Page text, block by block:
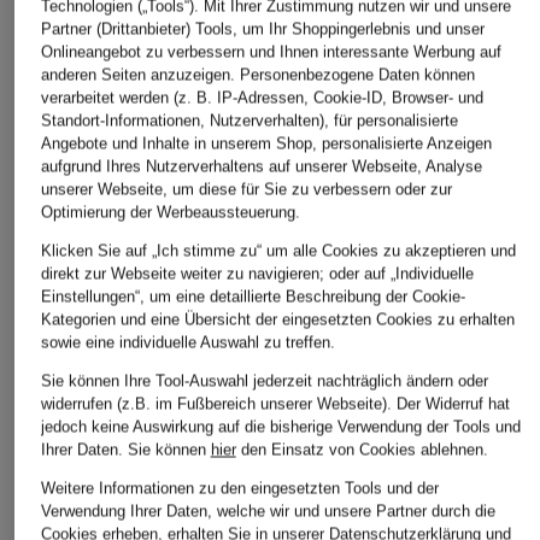
BROOKS
Laufschuhe
ADRENALINE GTS 25
CHF 169
Ursprünglich:CHF 199
HOKA
Laufschuhe U
ROCKET X 3
CHF 289
BROOKS
GHOST TRAIL
CHF 129
Ursprünglich:CHF 189
Technologien („Tools“). Mit Ihrer Zustimmung nutzen wir und unsere
Partner (Drittanbieter) Tools, um Ihr Shoppingerlebnis und unser
Onlineangebot zu verbessern und Ihnen interessante Werbung auf
anderen Seiten anzuzeigen. Personenbezogene Daten können
verarbeitet werden (z. B. IP-Adressen, Cookie-ID, Browser- und
Standort-Informationen, Nutzerverhalten), für personalisierte
Angebote und Inhalte in unserem Shop, personalisierte Anzeigen
aufgrund Ihres Nutzerverhaltens auf unserer Webseite, Analyse
unserer Webseite, um diese für Sie zu verbessern oder zur
Optimierung der Werbeaussteuerung.
Klicken Sie auf „Ich stimme zu“ um alle Cookies zu akzeptieren und
direkt zur Webseite weiter zu navigieren; oder auf „Individuelle
Einstellungen“, um eine detaillierte Beschreibung der Cookie-
Kategorien und eine Übersicht der eingesetzten Cookies zu erhalten
sowie eine individuelle Auswahl zu treffen.
Sie können Ihre Tool-Auswahl jederzeit nachträglich ändern oder
widerrufen (z.B. im Fußbereich unserer Webseite). Der Widerruf hat
jedoch keine Auswirkung auf die bisherige Verwendung der Tools und
Ihrer Daten. Sie können hierden Einsatz von Cookies ablehnen.
Weitere Informationen zu den eingesetzten Tools und der
Verwendung Ihrer Daten, welche wir und unsere Partner durch die
Cookies erheben, erhalten Sie in unserer Datenschutzerklärungund